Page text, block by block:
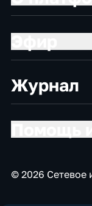
Журнал
© 2026 Сетевое